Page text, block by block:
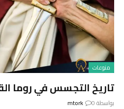
منوعات
تاريخ التجسس في روما
بواسطة mtork 0